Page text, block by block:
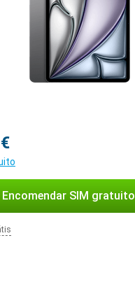
Encomendar SIM gratuito